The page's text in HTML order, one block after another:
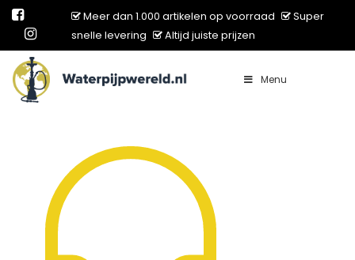
Meer dan 1.000 artikelen op voorraad
Super
snelle levering
Altijd juiste prijzen
Main Navigation Menu